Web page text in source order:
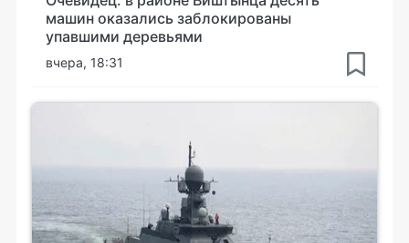
машин оказались заблокированы
упавшими деревьями
вчера, 18:31